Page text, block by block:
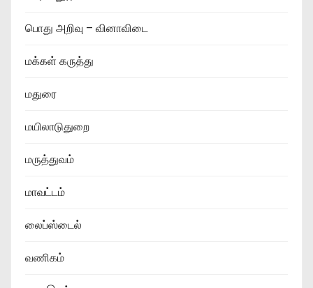
பொது அறிவு – வினாவிடை
மக்கள் கருத்து
மதுரை
மயிலாடுதுறை
மருத்துவம்
மாவட்டம்
லைப்ஸ்டைல்
வணிகம்